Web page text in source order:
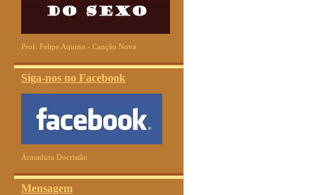
Prof. Felipe Aquino - Canção Nova
Siga-nos no Facebook
Armadura Docristão
Mensagem